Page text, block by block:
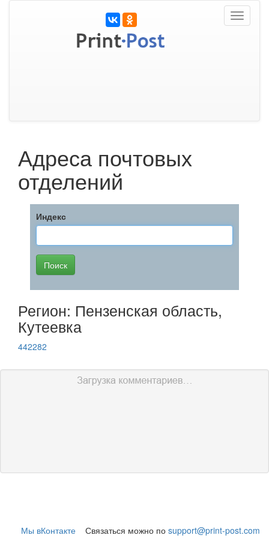
Toggle
Адреса почтовых
отделений
Индекс
Регион: Пензенская область,
Кутеевка
442282
Мы вКонтакте Связаться можно по support@print-post.com